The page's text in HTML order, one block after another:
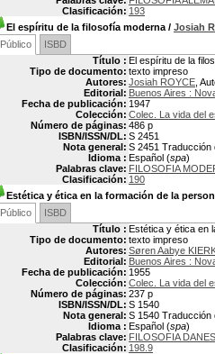
Clasificación: 193
El espíritu de la filosofía moderna / Josiah
Público
ISBD
Título : El espíritu de la
Tipo de documento: texto impreso
Autores: Josiah ROYCE ,
Editorial: Buenos Aires :
Fecha de publicación: 1947
Colección: Colec. La vida del
Número de páginas: 486 p
ISBN/ISSN/DL: S 2451
Nota general: S 2451 Traducción
Idioma : Español (spa)
Palabras clave: FILOSOFIA
Clasificación: 190
Estética y ética en la formación de la
Público
ISBD
Título : Estética y ética en
Tipo de documento: texto impreso
Autores: Søren Aabye
Editorial: Buenos Aires :
Fecha de publicación: 1955
Colección: Colec. La vida del
Número de páginas: 237 p
ISBN/ISSN/DL: S 1540
Nota general: S 1540 Traducción
Idioma : Español (spa)
Palabras clave: FILOSOFIA
Clasificación: 198.9